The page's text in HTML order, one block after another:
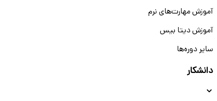
آموزش مهارت‌های نرم
آموزش دیتا بیس
سایر دوره‌ها
دانشکار